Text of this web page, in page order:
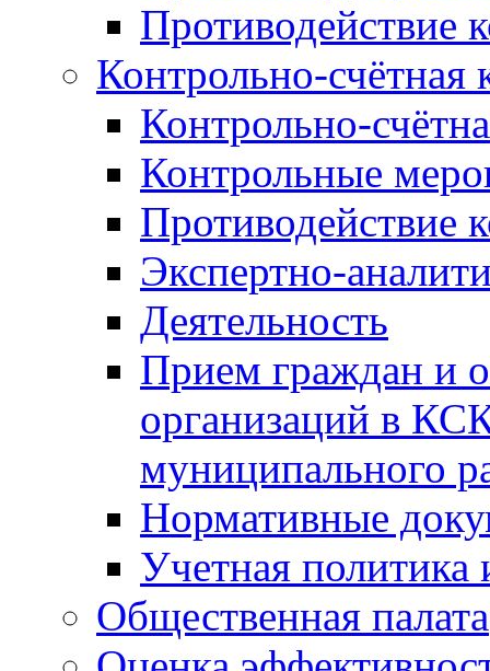
Противодействие
Контрольно-счётная
Контрольно-
Контрольные
Противодействие
Экспертно-
Деятельность
Прием граждан и
организаций в
муниципального
Нормативные
Учетная политика
Общественная палата